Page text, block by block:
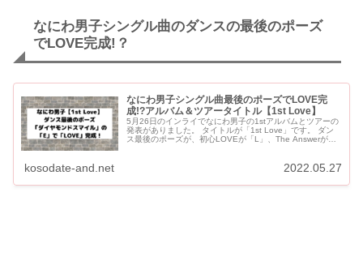
なにわ男子シングル曲のダンスの最後のポーズ
でLOVE完成!？
なにわ男子シングル曲最後のポーズでLOVE完
成!?アルバム＆ツアータイトル【1st Love】
5月26日のインライでなにわ男子の1stアルバムとツアーの
発表がありました。 タイトルが「1st Love」です。 ダン
ス最後のポーズが、初心LOVEが「L」、The Answerが
kosodate-and.net 2022.05.27